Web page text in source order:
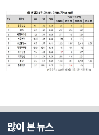
많이 본 뉴스